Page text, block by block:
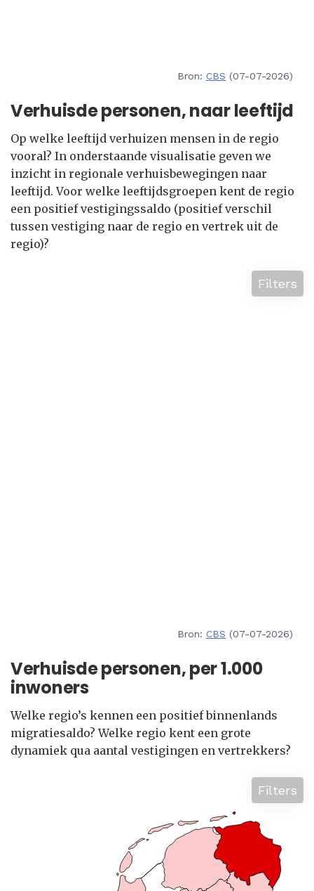
Bron: CBS (07-07-2026)
Verhuisde personen, naar leeftijd
Op welke leeftijd verhuizen mensen in de regio
vooral? In onderstaande visualisatie geven we
inzicht in regionale verhuisbewegingen naar
leeftijd. Voor welke leeftijdsgroepen kent de regio
een positief vestigingssaldo (positief verschil
tussen vestiging naar de regio en vertrek uit de
regio)?
Filters
Bron: CBS (07-07-2026)
Verhuisde personen, per 1.000
inwoners
Welke regio’s kennen een positief binnenlands
migratiesaldo? Welke regio kent een grote
dynamiek qua aantal vestigingen en vertrekkers?
Filters